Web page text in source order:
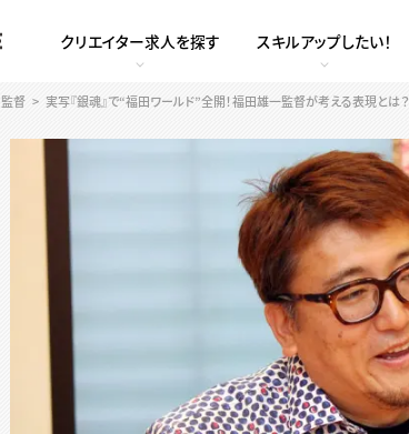
クリエイター求人を探す スキルアップしたい！
監督 実写『銀魂』で“福田ワールド”全開！福田雄一監督が考える表現とは？